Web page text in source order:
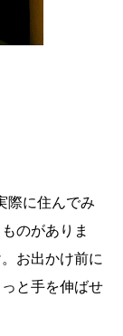
際に住んでみ
のがありま
お出かけ前に
と手を伸ばせ